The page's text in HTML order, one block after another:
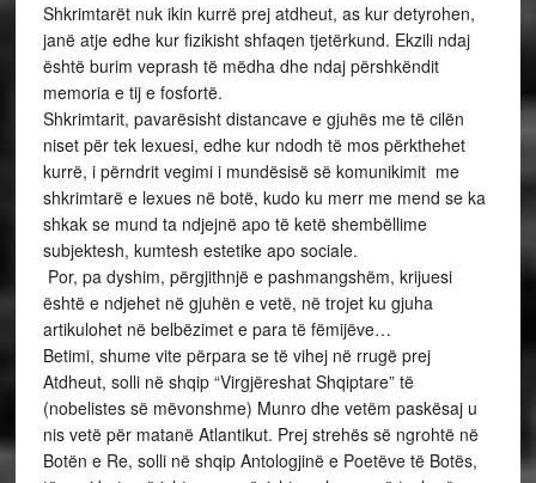
Shkrimtarët nuk ikin kurrë prej atdheut, as kur detyrohen,
janë atje edhe kur fizikisht shfaqen tjetërkund. Ekzili ndaj
është burim veprash të mëdha dhe ndaj përshkëndit
memoria e tij e fosfortë.
Shkrimtarit, pavarësisht distancave e gjuhës me të cilën
niset për tek lexuesi, edhe kur ndodh të mos përkthehet
kurrë, i përndrit vegimi i mundësisë së komunikimit me
shkrimtarë e lexues në botë, kudo ku merr me mend se ka
shkak se mund ta ndjejnë apo të ketë shembëllime
subjektesh, kumtesh estetike apo sociale.
Por, pa dyshim, përgjithnjë e pashmangshëm, krijuesi
është e ndjehet në gjuhën e vetë, në trojet ku gjuha
artikulohet në belbëzimet e para të fëmijëve…
Betimi, shume vite përpara se të vihej në rrugë prej
Atdheut, solli në shqip “Virgjëreshat Shqiptare” të
(nobelistes së mëvonshme) Munro dhe vetëm paskësaj u
nis vetë për matanë Atlantikut. Prej strehës së ngrohtë në
Botën e Re, solli në shqip Antologjinë e Poetëve të Botës,